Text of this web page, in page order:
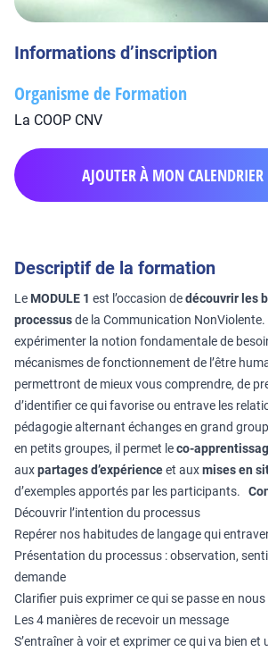
Informations d’inscription
Organisme de Formation
La COOP CNV
AJOUTER À MON CALENDRIER
Descriptif de la formation
Le MODULE 1 est l’occasion dedécouvrir les
processusde la Communication NonViolente.
expérimenter la notion fondamentale de
mécanismes de fonctionnement de l’être
permettront de mieux vous comprendre, de
d’identifier ce qui favorise ou entrave les
pédagogie alternant échanges en grand
en petits groupes, il permet leco-
auxpartages d’expérienceet auxmises en
d’exemples apportés par les participants.
Découvrir l’intention du processus
Repérer nos habitudes de langage qui
Présentation du processus : observation,
demande
Clarifier puis exprimer ce qui se passe en nous
Les 4 manières de recevoir un message
S’entraîner à voir et exprimer ce qui va bien et